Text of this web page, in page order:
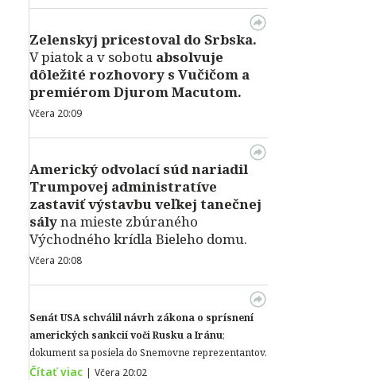
Zelenskyj pricestoval do Srbska.
V piatok a v sobotu absolvuje
dôležité rozhovory s Vučičom a
premiérom Djurom Macutom.
Včera 20:09
Americký odvolací súd nariadil
Trumpovej administratíve
zastaviť výstavbu veľkej tanečnej
sályna mieste zbúraného
Východného krídla Bieleho domu.
Včera 20:08
Senát USA schválil návrh zákona o sprísnení
amerických sankcií voči Rusku a Iránu;
dokument sa posiela do Snemovne reprezentantov.
Čítať viac | Včera 20:02